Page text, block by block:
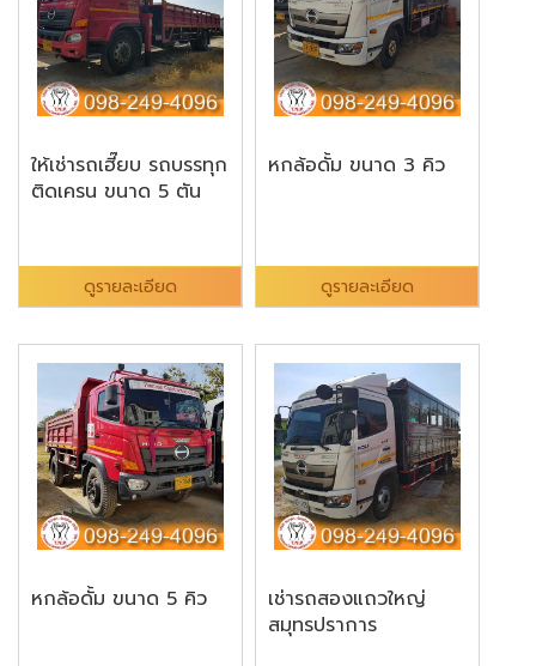
ให้เช่ารถเฮี๊ยบ รถบรรทุก
ติดเครน ขนาด 5 ตัน
ดูรายละเอียด
หกล้อดั้ม ขนาด 3 คิว
ดูรายละเอียด
หกล้อดั้ม ขนาด 5 คิว
เช่ารถสองแถวใหญ่
สมุทรปราการ